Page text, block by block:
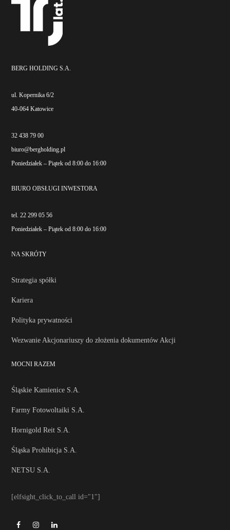
BERG HOLDING S.A.
ul. Kopernika 6/2
40-064 Katowice
32 438 79 00
biuro@bergholding.pl
Poniedziałek – Piątek od 8:00 do 16:00
BIURO OBSŁUGI INWESTORA
tel. 22 299 05 56
Poniedziałek – Piątek od 8:00 do 16:00
NA SKRÓTY
Strategia spółki
Kariera
Polityka prywatności
Wezwanie Akcjonariuszy do złożenia dokumentów Akcji
MOCNI RAZEM
Śląskie Kamienice S.A.
Farmy Fotowoltaiki S.A.
Hornigold Reit S.A.
Śląska Prohibicja S.A.
NETSU S.A.
[elfsight_click_to_call id="1"]